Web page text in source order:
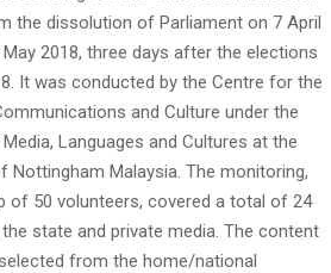
the dissolution of Parliament on 7 April
2018, three days after the elections
It was conducted by the Centre for the
and Culture under the
Languages and Cultures at the
Nottingham Malaysia. The monitoring,
of 50 volunteers, covered a total of 24
state and private media. The content
from the home/national